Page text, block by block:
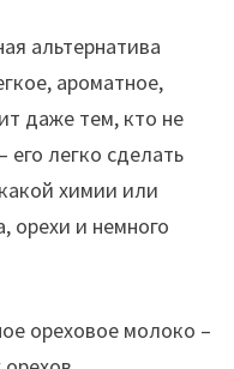
альтернатива
ароматное,
даже тем, кто не
его легко сделать
химии или
орехи и немного
ореховое молоко –